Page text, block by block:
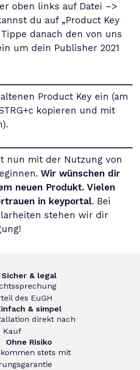
oben links auf Datei –>
du auf „Product Key
danach den von uns
um dein Publisher 2021
Product Key ein (am
kopieren und mit
nun mit der Nutzung von
Wir wünschen dir
neuen Produkt. Vielen
in keyportal. Bei
stehen wir dir
Sicher & legal
des EuGH
& simpel
direkt nach
Kauf
Ohne Risiko
stets mit